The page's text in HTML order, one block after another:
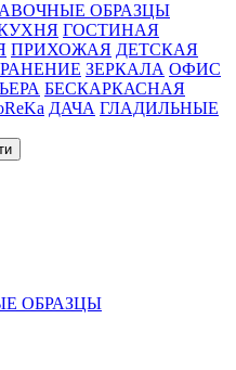
ОБРАЗЦЫ
ГОСТИНАЯ
ПРИХОЖАЯ ДЕТСКАЯ
ЗЕРКАЛА ОФИС
БЕСКАРКАСНАЯ
ДАЧА ГЛАДИЛЬНЫЕ
ОБРАЗЦЫ